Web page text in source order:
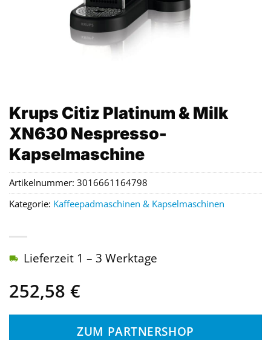
Krups Citiz Platinum & Milk
XN630 Nespresso-
Kapselmaschine
252,58 €
Lieferzeit 1 – 3 Werktage
ZUM PARTNERSHOP
Artikelnummer: 3016661164798
Kategorie: Kaffeepadmaschinen & Kapselmaschinen